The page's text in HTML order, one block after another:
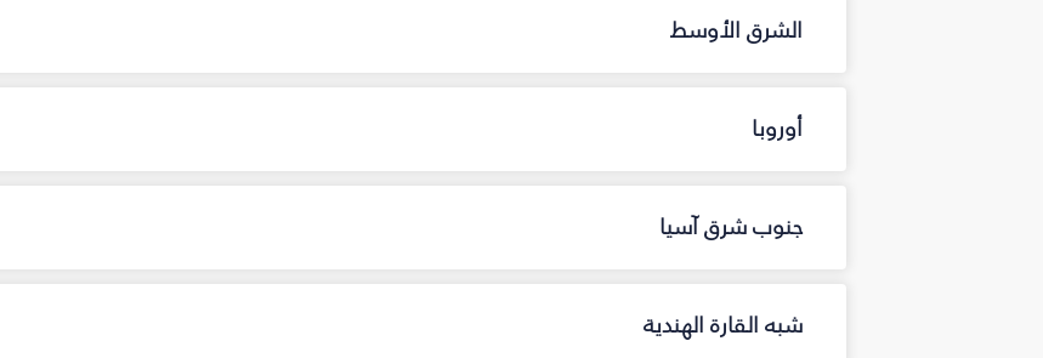
الشرق الأوسط
أوروبا
جنوب شرق آسيا
شبه القارة الهندية